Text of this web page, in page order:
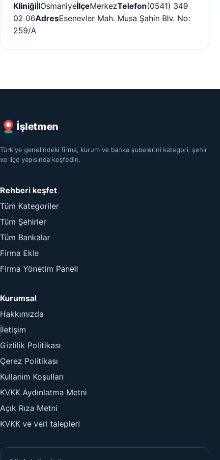
KliniğiİlOsmaniyeİlçeMerkezTelefon(0541) 349
02 06AdresEsenevler Mah. Musa Şahin Blv. No:
259/A
İşletmen
Türkiye genelindeki firma, kurum ve banka şubelerini kategori, şehir
ve ilçe yapısında keşfedin.
Rehberi keşfet
Tüm Kategoriler
Tüm Şehirler
Tüm Bankalar
Firma Ekle
Firma Yönetim Paneli
Kurumsal
Hakkımızda
İletişim
Gizlilik Politikası
Çerez Politikası
Kullanım Koşulları
KVKK Aydınlatma Metni
Açık Rıza Metni
KVKK ve veri talepleri